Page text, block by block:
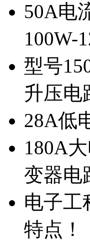
50A电
100W-
型号
升压电
28A低
180A
变器电
电子工
特点！